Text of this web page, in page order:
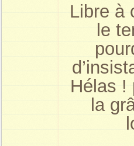
Libre à
le
Hélas !
la